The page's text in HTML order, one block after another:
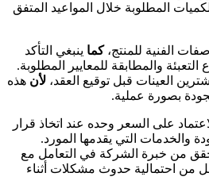
المطلوبة خلال المواعيد المتفق
الفنية للمنتج،كما ينبغي التأكد
التعبئة والمطابقة للمعايير المطلوبة.
العينات قبل توقيع العقد، لأن هذه
بصورة عملية.
على السعر وحده عند اتخاذ قرار
والخدمات التي يقدمها المورد.
من خبرة الشركة في التعامل مع
من احتمالية حدوث مشكلات أثناء